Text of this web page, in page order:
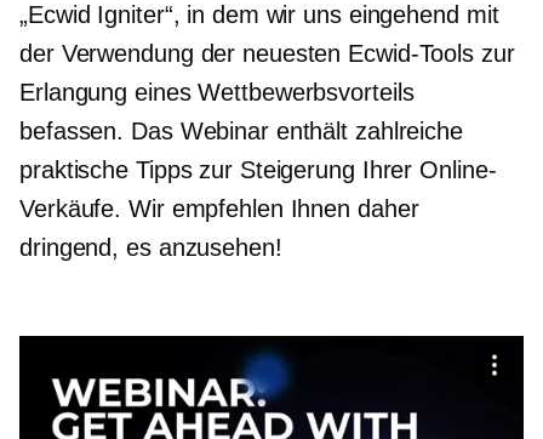
„Ecwid Igniter“, in dem wir uns eingehend mit
der Verwendung der neuesten Ecwid-Tools zur
Erlangung eines Wettbewerbsvorteils
befassen. Das Webinar enthält zahlreiche
praktische Tipps zur Steigerung Ihrer Online-
Verkäufe. Wir empfehlen Ihnen daher
dringend, es anzusehen!